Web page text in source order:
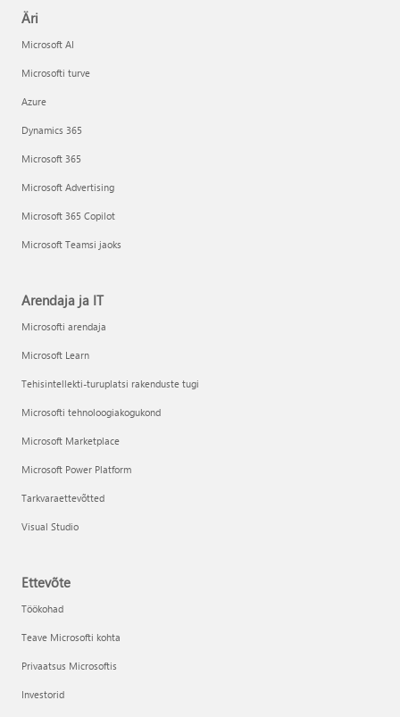
Äri
Microsoft AI
Microsofti turve
Azure
Dynamics 365
Microsoft 365
Microsoft Advertising
Microsoft 365 Copilot
Microsoft Teamsi jaoks
Arendaja ja IT
Microsofti arendaja
Microsoft Learn
Tehisintellekti-turuplatsi rakenduste tugi
Microsofti tehnoloogiakogukond
Microsoft Marketplace
Microsoft Power Platform
Tarkvaraettevõtted
Visual Studio
Ettevõte
Töökohad
Teave Microsofti kohta
Privaatsus Microsoftis
Investorid